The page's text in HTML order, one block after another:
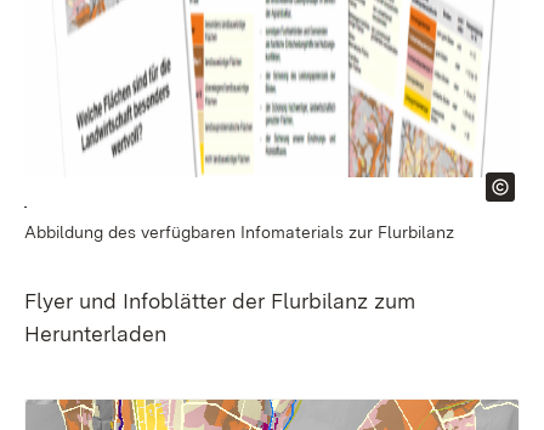
Abbildung des verfügbaren Infomaterials zur Flurbilanz
Flyer und Infoblätter der Flurbilanz zum
Herunterladen